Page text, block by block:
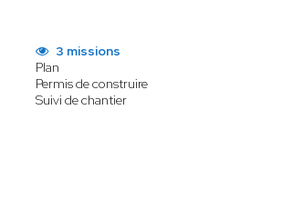
3 missions
Plan
Permis de construire
Suivi de chantier